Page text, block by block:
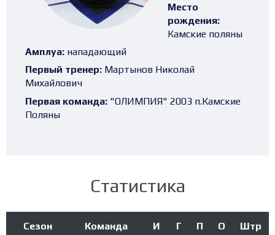
Место
рождения:
Камские поляны
Амплуа: нападающий
Первый тренер: Мартынов Николай
Михайлович
Первая команда: "ОЛИМПИЯ" 2003 п.Камские
Поляны
Статистика
Сезон Команда И Г П О Штр